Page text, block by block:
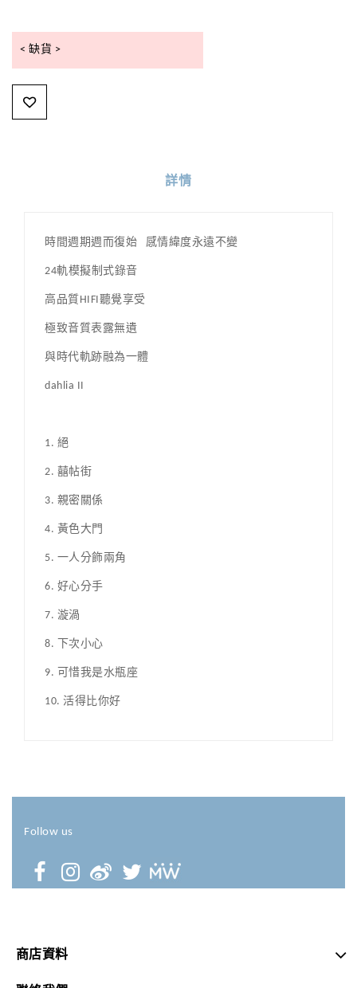
< 缺貨 >
詳情
時間週期週而復始 感情緯度永遠不變
24軌模擬制式錄音
高品質HIFI聽覺享受
極致音質表露無遺
與時代軌跡融為一體
dahlia II
1. 絕
2. 囍帖街
3. 親密關係
4. 黃色大門
5. 一人分飾兩角
6. 好心分手
7. 漩渦
8. 下次小心
9. 可惜我是水瓶座
10. 活得比你好
Follow us
商店資料